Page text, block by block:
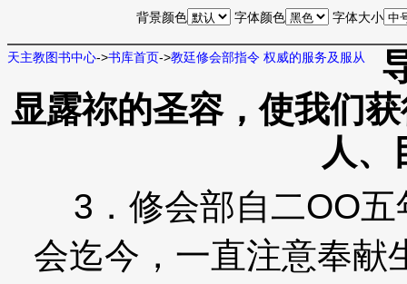
背景颜色 字体颜色 字体大小
天主教图书中心->书库首页->教廷修会部指令 权威的服务及服从
显露祢的圣容，使我们
人、
3．修会部自二OO五
会迄今，一直注意奉献